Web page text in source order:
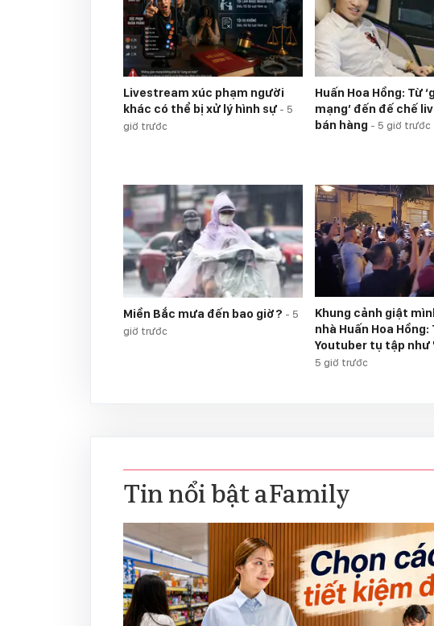
Livestream xúc phạm người
khác có thể bị xử lý hình sự - 5
giờ trước
Huấn Hoa Hồng: Từ
mạng’ đến đế chế
bán hàng - 5 giờ trước
Miền Bắc mưa đến bao giờ? - 5
giờ trước
Khung cảnh giật
nhà Huấn Hoa Hồng:
Youtuber tụ tập như
5 giờ trước
Tin nổi bật aFamily